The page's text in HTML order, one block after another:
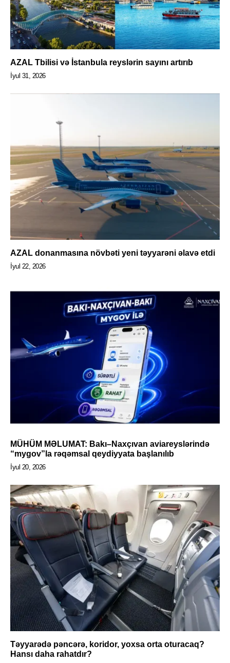
AZAL Tbilisi və İstanbula reyslərin sayını artırıb
İyul 31, 2026
AZAL donanmasına növbəti yeni təyyarəni əlavə etdi
İyul 22, 2026
MÜHÜM MƏLUMAT: Bakı–Naxçıvan aviareyslərində
“mygov”la rəqəmsal qeydiyyata başlanılıb
İyul 20, 2026
Təyyarədə pəncərə, koridor, yoxsa orta oturacaq?
Hansı daha rahatdır?